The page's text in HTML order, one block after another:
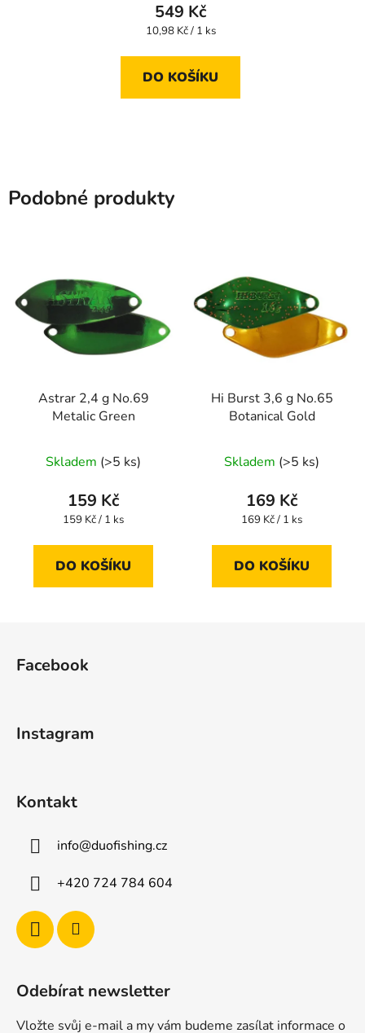
549 Kč
Měrná
10,98 Kč / 1 ks
DO KOŠÍKU
Podobné produkty
Astrar 2,4 g No.69
Metalic Green
Skladem (>5 ks)
159 Kč
Měrná
159 Kč / 1 ks
DO KOŠÍKU
Hi Burst 3,6 g No.65
Botanical Gold
Skladem (>5 ks)
169 Kč
Měrná
169 Kč / 1 ks
DO KOŠÍKU
Facebook
Instagram
Kontakt
info@duofishing.cz
+420 724 784 604
Odebírat newsletter
Vložte svůj e-mail a my vám budeme zasílat informace o